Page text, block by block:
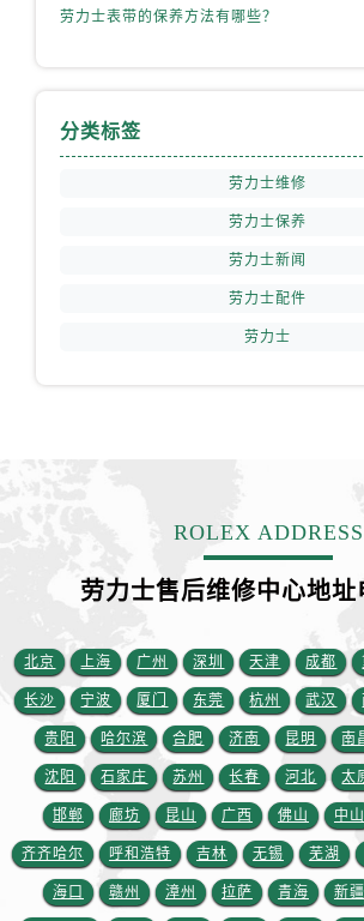
劳力士表带的保养方法有哪些？
分类标签
劳力士维修
劳力士保养
劳力士新闻
劳力士配件
劳力士
ROLEX ADDRESS
劳力士售后维修中心地址
北京 上海 广州 深圳 天津 成都
长沙 宁波 厦门 东莞 杭州 武汉
贵阳 哈尔滨 合肥 济南 昆明 南
沈阳 石家庄 苏州 长春 河北 太
邯郸 廊坊 昆山 广西 佛山 中山
齐齐哈尔 呼和浩特 吉林 无锡 芜湖
海口 赣州 漳州 拉萨 青海 新疆